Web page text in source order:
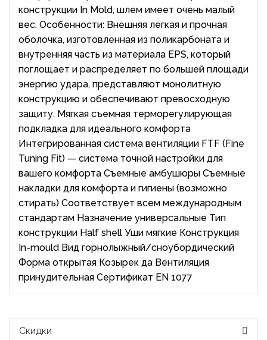
конструкции In Mold, шлем имеет очень малый
вес. Особенности: Внешняя легкая и прочная
оболочка, изготовленная из поликарбоната и
внутренняя часть из материала EPS, который
поглощает и распределяет по большей площади
энергию удара, представляют монолитную
конструкцию и обеспечивают превосходную
защиту. Мягкая съемная терморегулирующая
подкладка для идеального комфорта
Интегрированная система вентиляции FTF (Fine
Tuning Fit) — система точной настройки для
вашего комфорта Съемные амбушюры Съемные
накладки для комфорта и гигиены (возможно
стирать) Соответствует всем международным
стандартам Назначение универсальные Тип
конструкции Half shell Уши мягкие Конструкция
In-mould Вид горнолыжный/сноубордический
Форма открытая Козырек да Вентиляция
принудительная Сертификат EN 1077
Скидки